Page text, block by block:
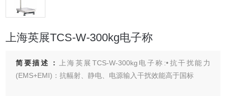
上海英展TCS-W-300kg电子称
简要描述：
上海英展TCS-W-300kg电子称:•抗干扰能力
(EMS+EMI)：抗幅射、静电、电源输入干扰效能高于国标